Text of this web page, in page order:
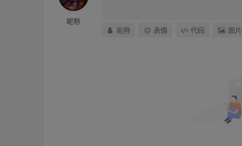
昵称
昵称 表情 代码 图片